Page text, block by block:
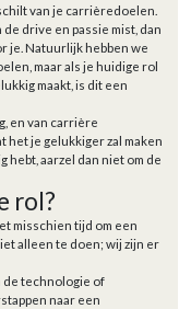
van je carrièredoelen.
drive en passie mist, dan
je. Natuurlijk hebben we
maar als je huidige rol
maakt, is dit een
en van carrière
het je gelukkiger zal maken
hebt, aarzel dan niet om de
rol?
misschien tijd om een
alleen te doen; wij zijn er
de technologie of
naar een